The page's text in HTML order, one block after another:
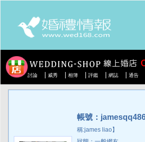
討論 威秀 相簿 評鑑 網誌 通告
帳號：
稱:james liao】